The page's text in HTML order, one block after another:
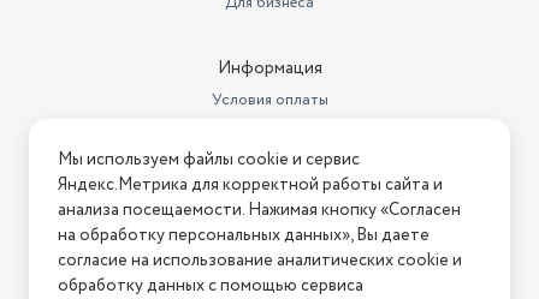
Информация
Условия оплаты
Условия возврата
Нашли ошибку на сайте? Напишите нам
2026 © Интернет-магазин "АстМаркет". У нас есть всё!
Мы используем файлы cookie и сервис
Яндекс.Метрика для корректной работы сайта и
анализа посещаемости. Нажимая кнопку «Согласен
на обработку персональных данных», Вы даете
согласие на использование аналитических cookie и
обработку данных с помощью сервиса